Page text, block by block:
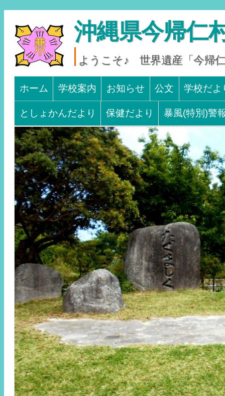
沖縄県今帰仁
ようこそ♪ 世界遺産「今帰
Main menu
SKIP TO CONTENT
ホーム 学校案内 お知らせ 公文 学校だよ
としょかんだより 保健だより 暴風(特別)警